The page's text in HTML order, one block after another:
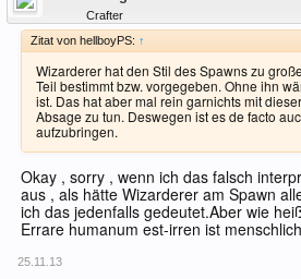
Crafter
Zitat von hellboyPS: ↑
Wizarderer hat den Stil des Spawns zu
Teil bestimmt bzw. vorgegeben. Ohne ihn
ist. Das hat aber mal rein garnichts mit
Absage zu tun. Deswegen ist es de facto
aufzubringen.
Okay , sorry , wenn ich das falsch
aus , als hätte Wizarderer am Spawn
ich das jedenfalls gedeutet.Aber wie
Errare humanum est-irren ist
25.11.13